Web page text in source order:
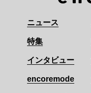
ニュース
特集
インタビュー
encoremode